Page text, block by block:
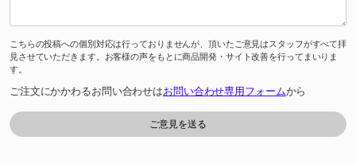
こちらの投稿への個別対応は行っておりませんが、頂いたご意見はスタッフがすべて拝
見させていただきます。お客様の声をもとに商品開発・サイト改善を行ってまいりま
す。
ご注文にかかわるお問い合わせはお問い合わせ専用フォームから